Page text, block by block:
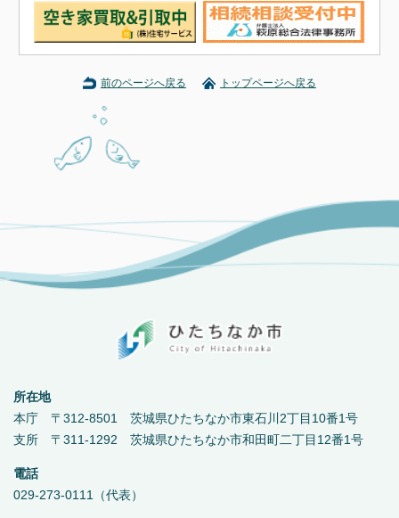
前のページへ戻る トップページへ戻る
所在地
本庁 〒312-8501 茨城県ひたちなか市東石川2丁目10番1号
支所 〒311-1292 茨城県ひたちなか市和田町二丁目12番1号
電話
029-273-0111（代表）